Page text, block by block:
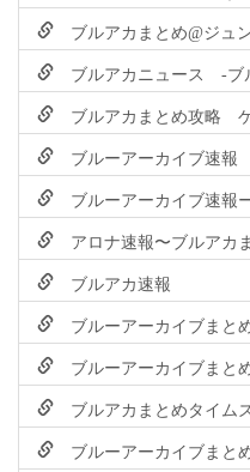
ブルアカまとめ@ジュン
ブルアカニュース -ブ
ブルアカまとめ攻略 ゲ
ブルーアーカイブ速報
ブルーアーカイブ速報
アロナ速報〜ブルアカ
ブルアカ速報
ブルーアーカイブまと
ブルーアーカイブまと
ブルアカまとめタイム
ブルーアーカイブまと